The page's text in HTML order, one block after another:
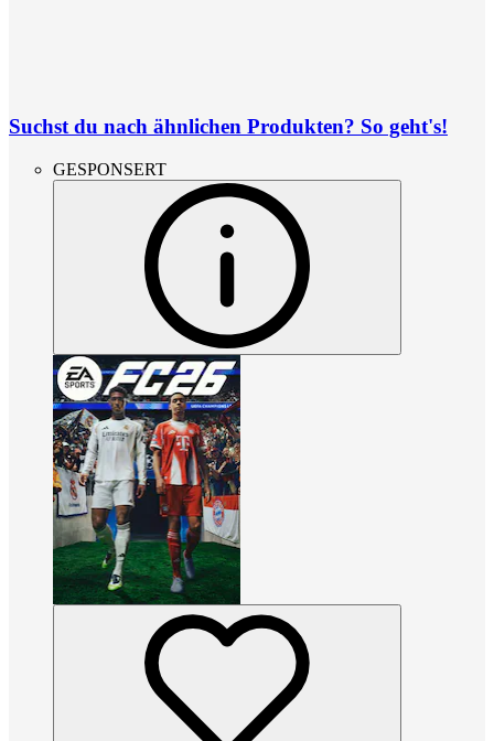
Suchst du nach ähnlichen Produkten? So geht's!
GESPONSERT